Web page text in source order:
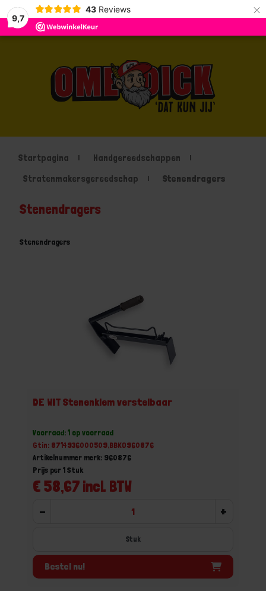
9,7
43 Reviews ×
Startpagina
Handgereedschappen
Stratenmakersgereedschap
Stenendragers
Stenendragers
Stenendragers
DE WIT Stenenklem verstelbaar
Voorraad: 1 op voorraad
Gtin: 8714936000509,BBKO960876
Artikelnummer merk: 960876
€ 58,67 incl. BTW
Prijs per 1 Stuk
- +
Stuk
Bestel nu!